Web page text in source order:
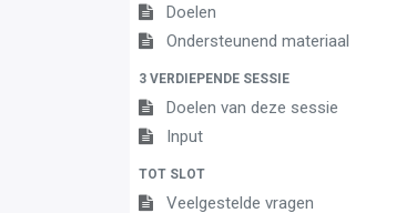
Doelen
Ondersteunend materiaal
3 VERDIEPENDE SESSIE
Doelen van deze sessie
Input
TOT SLOT
Veelgestelde vragen